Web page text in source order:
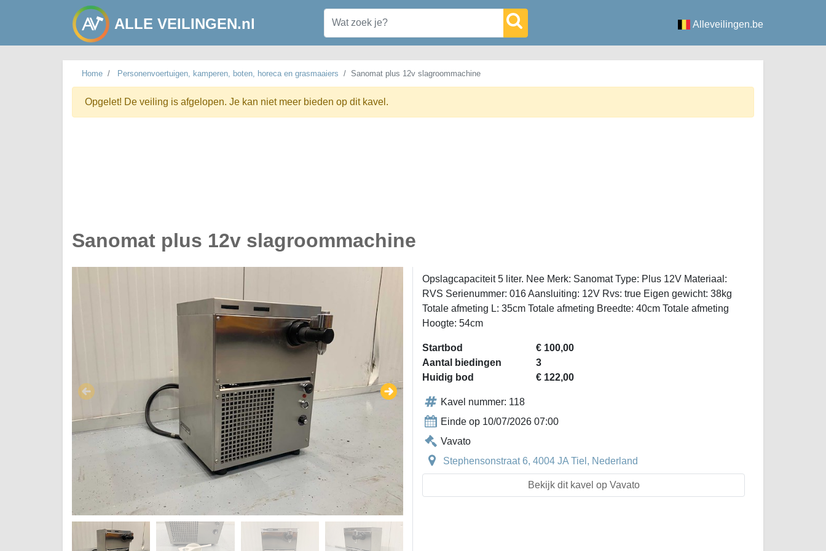
ALLE VEILINGEN.nl Alleveilingen.be
Home Personenvoertuigen, kamperen, boten, horeca en grasmaaiers Sanomat plus 12v slagroommachine
Opgelet! De veiling is afgelopen. Je kan niet meer bieden op dit kavel.
Sanomat plus 12v slagroommachine
Opslagcapaciteit 5 liter. Nee Merk: Sanomat Type: Plus 12V Materiaal:
RVS Serienummer: 016 Aansluiting: 12V Rvs: true Eigen gewicht: 38kg
Totale afmeting L: 35cm Totale afmeting Breedte: 40cm Totale afmeting
Hoogte: 54cm
Startbod
€ 100,00
Aantal biedingen
3
Huidig bod
€ 122,00
Kavel nummer: 118
Einde op 10/07/2026 07:00
Vavato
Stephensonstraat 6, 4004 JA Tiel, Nederland
Bekijk dit kavel op Vavato